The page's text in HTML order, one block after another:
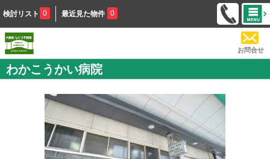
検討リスト 0 最近見た物件 0
お問合せ
わかこうかい病院